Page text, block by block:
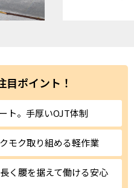
ポイント！
ト。手厚いOJT体制
モク取り組める軽作業
く腰を据えて働ける安心
サービス
ービス
就労移行支援サービス